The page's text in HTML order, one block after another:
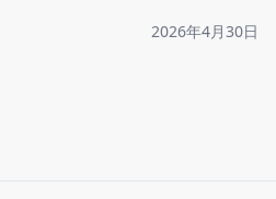
2026年4月30日